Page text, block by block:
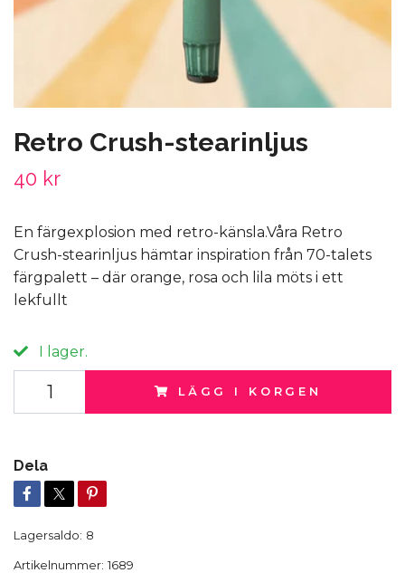
Retro Crush-stearinljus
40 kr
En färgexplosion med retro-känsla.Våra Retro
Crush-stearinljus hämtar inspiration från 70-talets
färgpalett – där orange, rosa och lila möts i ett
lekfullt
I lager.
LÄGG I KORGEN
Dela
Lagersaldo: 8
Artikelnummer: 1689